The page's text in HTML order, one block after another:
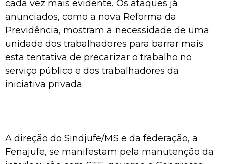
cada vez mais evidente. Os ataques já
anunciados, como a nova Reforma da
Previdência, mostram a necessidade de uma
unidade dos trabalhadores para barrar mais
esta tentativa de precarizar o trabalho no
serviço público e dos trabalhadores da
iniciativa privada.
A direção do Sindjufe/MS e da federação, a
Fenajufe, se manifestam pela manutenção da